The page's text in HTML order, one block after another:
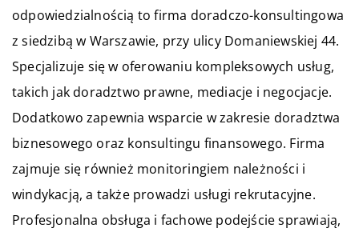
odpowiedzialnością to firma doradczo-konsultingowa
z siedzibą w Warszawie, przy ulicy Domaniewskiej 44.
Specjalizuje się w oferowaniu kompleksowych usług,
takich jak doradztwo prawne, mediacje i negocjacje.
Dodatkowo zapewnia wsparcie w zakresie doradztwa
biznesowego oraz konsultingu finansowego. Firma
zajmuje się również monitoringiem należności i
windykacją, a także prowadzi usługi rekrutacyjne.
Profesjonalna obsługa i fachowe podejście sprawiają,